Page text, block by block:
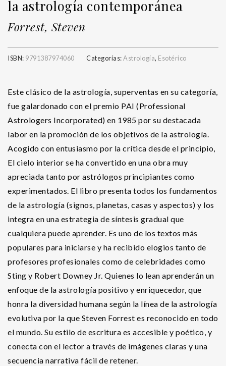
la astrología contemporánea
Forrest, Steven
ISBN: 9791387974060 Categorías:Astrología, Esotérico
Este clásico de la astrología, superventas en su categoría,
fue galardonado con el premio PAI (Professional
Astrologers Incorporated) en 1985 por su destacada
labor en la promoción de los objetivos de la astrología.
Acogido con entusiasmo por la crítica desde el principio,
El cielo interior se ha convertido en una obra muy
apreciada tanto por astrólogos principiantes como
experimentados. El libro presenta todos los fundamentos
de la astrología (signos, planetas, casas y aspectos) y los
integra en una estrategia de síntesis gradual que
cualquiera puede aprender. Es uno de los textos más
populares para iniciarse y ha recibido elogios tanto de
profesores profesionales como de celebridades como
Sting y Robert Downey Jr. Quienes lo lean aprenderán un
enfoque de la astrología positivo y enriquecedor, que
honra la diversidad humana según la línea de la astrología
evolutiva por la que Steven Forrest es reconocido en todo
el mundo. Su estilo de escritura es accesible y poético, y
conecta con el lector a través de imágenes claras y una
secuencia narrativa fácil de retener.